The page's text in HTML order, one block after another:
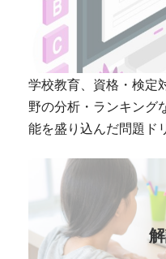
学校教育、資格・検定
野の分析・ランキング
能を盛り込んだ問題ド